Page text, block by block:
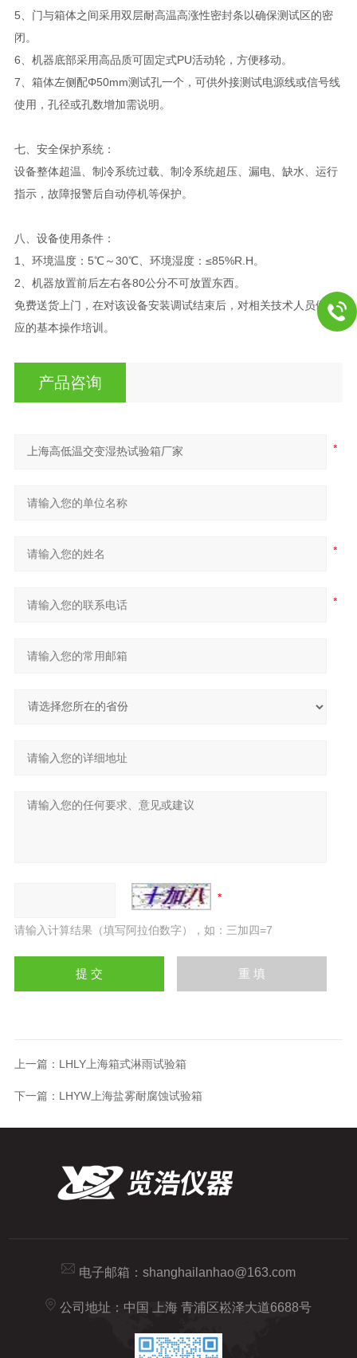
5、门与箱体之间采用双层耐高温高涨性密封条以确保测试区的密
闭。
6、机器底部采用高品质可固定式PU活动轮，方便移动。
7、箱体左侧配Φ50mm测试孔一个，可供外接测试电源线或信号线
使用，孔径或孔数增加需说明。
七、安全保护系统：
设备整体超温、制冷系统过载、制冷系统超压、漏电、缺水、运行
指示，故障报警后自动停机等保护。
八、 设备使用条件：
1、环境温度：5℃～30℃、环境湿度：≤85%R.H。
2、机器放置前后左右各80公分不可放置东西。
免费送货上门，在对该设备安装调试结束后，对相关技术人员做相
应的基本操作培训。
产品咨询
请输入计算结果（填写阿拉伯数字），如：三加四=7
上一篇： LHLY上海箱式淋雨试验箱
下一篇： LHYW上海盐雾耐腐蚀试验箱
电子邮箱： shanghailanhao@163.com
公司地址：中国 上海 青浦区崧泽大道6688号